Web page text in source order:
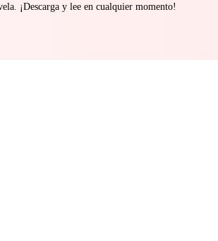
¡Descarga y lee en cualquier momento!